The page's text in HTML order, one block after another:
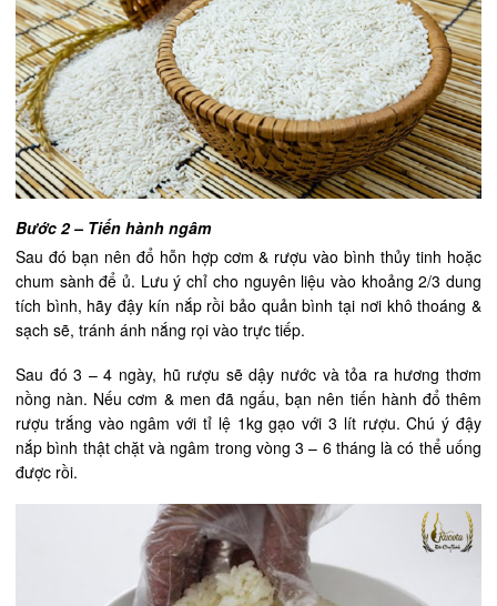
Bước 2 – Tiến hành ngâm
Sau đó bạn nên đổ hỗn hợp cơm & rượu vào bình thủy tinh hoặc
chum sành để ủ. Lưu ý chỉ cho nguyên liệu vào khoảng 2/3 dung
tích bình, hãy đậy kín nắp rồi bảo quản bình tại nơi khô thoáng &
sạch sẽ, tránh ánh nắng rọi vào trực tiếp.
Sau đó 3 – 4 ngày, hũ rượu sẽ dậy nước và tỏa ra hương thơm
nồng nàn. Nếu cơm & men đã ngấu, bạn nên tiến hành đổ thêm
rượu trắng vào ngâm với tỉ lệ 1kg gạo với 3 lít rượu. Chú ý đậy
nắp bình thật chặt và ngâm trong vòng 3 – 6 tháng là có thể uống
được rồi.